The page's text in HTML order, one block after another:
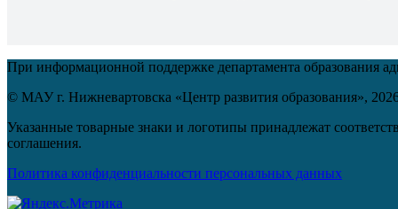
При информационной поддержке департамента образования
© МАУ г. Нижневартовска «Центр развития образования»,
Указанные товарные знаки и логотипы принадлежат
соглашения.
Политика конфиденциальности персональных данных